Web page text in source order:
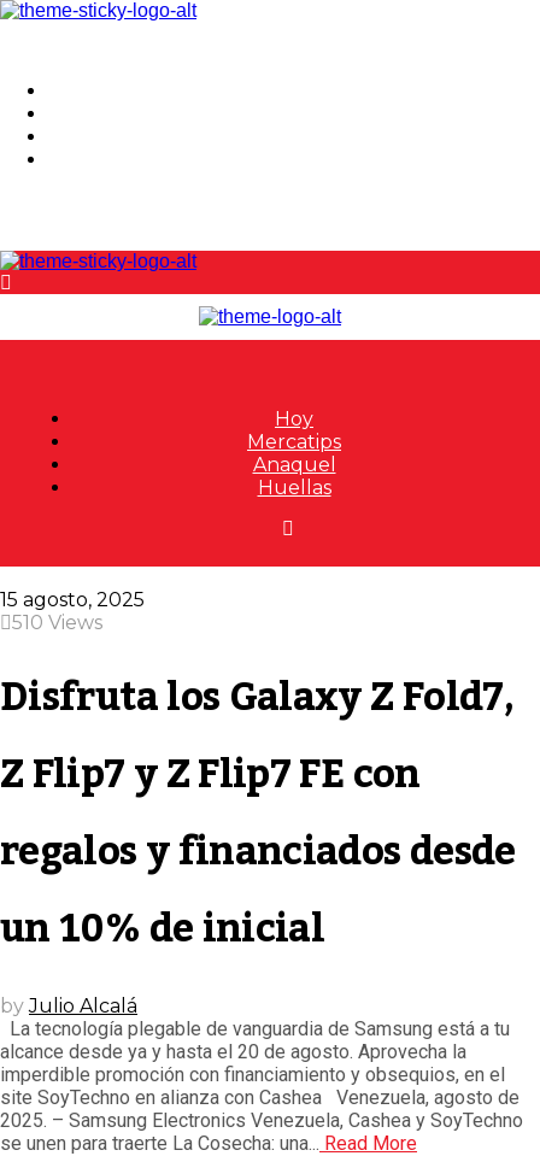
Hoy
Mercatips
Anaquel
Huellas
15 agosto, 2025
510 Views
Disfruta los Galaxy Z Fold7,
Z Flip7 y Z Flip7 FE con
regalos y financiados desde
un 10% de inicial
byJulio Alcalá
La tecnología plegable de vanguardia de Samsung está a tu
alcance desde ya y hasta el 20 de agosto. Aprovecha la
imperdible promoción con financiamiento y obsequios, en el
site SoyTechno en alianza con Cashea Venezuela, agosto de
2025. – Samsung Electronics Venezuela, Cashea y SoyTechno
se unen para traerte La Cosecha: una... Read More